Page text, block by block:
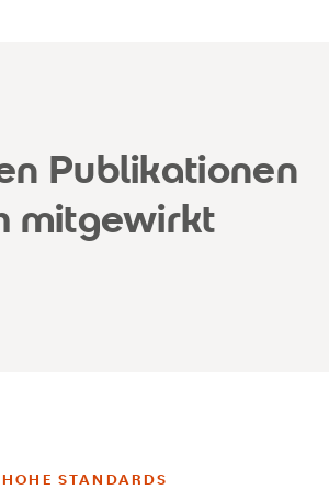
Publikationen
mitgewirkt
STANDARDS